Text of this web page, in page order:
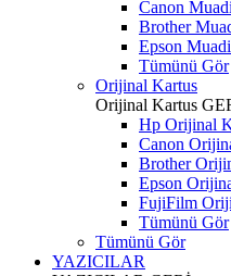
Canon
Brother
Epson
Tümünü Gör
Orijinal Kartus
Orijinal Kartus
Hp Orijinal
Canon
Brother
Epson
FujiFilm
Tümünü Gör
Tümünü Gör
YAZICILAR